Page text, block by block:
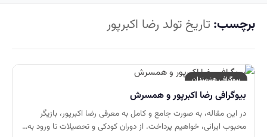
برچسب: تاریخ تولد رضا اکبرپور
بیوگرافی هنرمندان
بیوگرافی رضا اکبرپور و همسرش
در این مقاله، به صورت جامع و کامل به معرفی رضا اکبرپور، بازیگر
محبوب ایرانی، خواهیم پرداخت. از دوران کودکی و تحصیلات تا ورود به…